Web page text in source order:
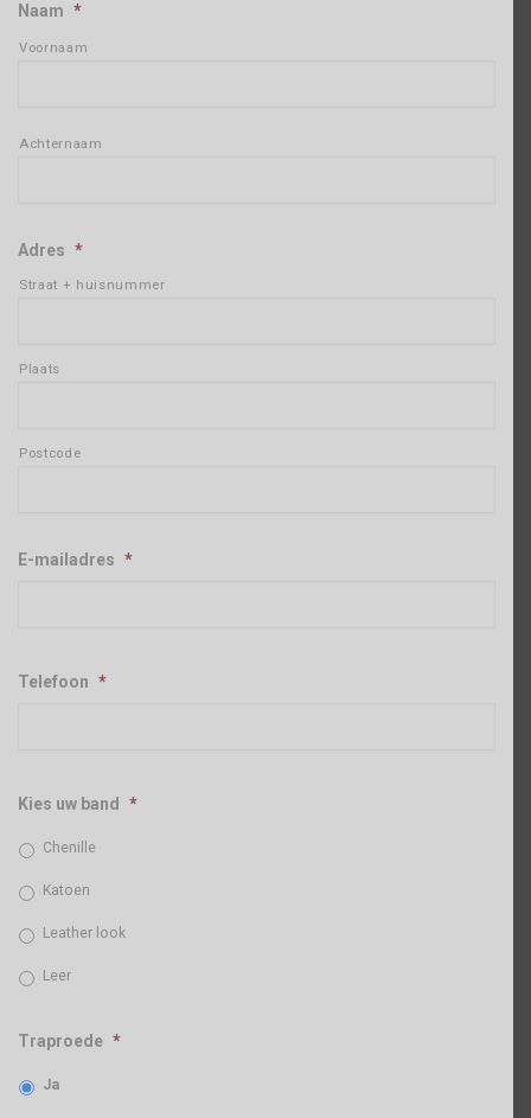
Naam *
Voornaam
Achternaam
Adres *
Straat + huisnummer
Plaats
Postcode
E-mailadres *
Telefoon *
Kies uw band *
Chenille
Katoen
Leather look
Leer
Traproede *
Ja